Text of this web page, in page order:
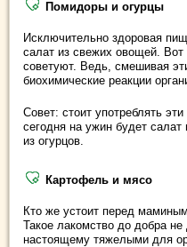
Помидоры и огурцы
Исключительно здоровая
салат из свежих овощей. Вот
советуют. Ведь, смешивая
биохимические реакции
Совет: стоит употреблять
сегодня на ужин будет
из огурцов.
Картофель и мясо
Кто же устоит перед
Такое лакомство до добра
настоящему тяжелыми для